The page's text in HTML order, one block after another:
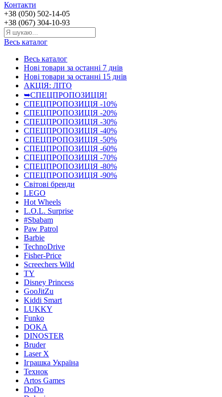
Контакти
+38 (050) 502-14-05
+38 (067) 304-10-93
Весь каталог
Весь каталог
Нові товари за останнi 7 днiв
Нові товари за останнi 15 днiв
АКЦІЯ: ЛІТО
➥СПЕЦПРОПОЗИЦІЯ!
СПЕЦПРОПОЗИЦІЯ -10%
СПЕЦПРОПОЗИЦІЯ -20%
СПЕЦПРОПОЗИЦІЯ -30%
СПЕЦПРОПОЗИЦІЯ -40%
СПЕЦПРОПОЗИЦІЯ -50%
СПЕЦПРОПОЗИЦІЯ -60%
СПЕЦПРОПОЗИЦІЯ -70%
СПЕЦПРОПОЗИЦІЯ -80%
СПЕЦПРОПОЗИЦІЯ -90%
Світові бренди
LEGO
Hot Wheels
L.O.L. Surprise
#Sbabam
Paw Patrol
Barbie
TechnoDrive
Fisher-Price
Screechers Wild
TY
Disney Princess
GooJitZu
Kiddi Smart
LUKKY
Funko
DOKA
DINOSTER
Bruder
Laser X
Іграшка Україна
Технок
Artos Games
DoDo